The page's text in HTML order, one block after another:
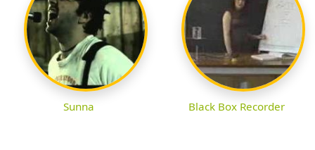
Sunna Black Box Recorder